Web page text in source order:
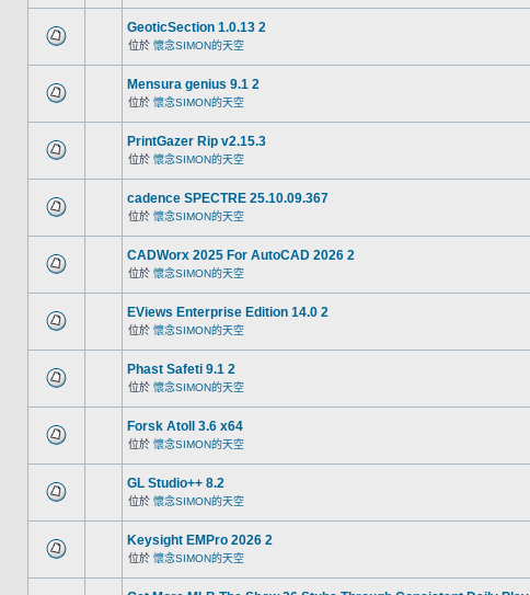
GeoticSection 1.0.13 2
位於 懷念SIMON的天空
Mensura genius 9.1 2
位於 懷念SIMON的天空
PrintGazer Rip v2.15.3
位於 懷念SIMON的天空
cadence SPECTRE 25.10.09.367
位於 懷念SIMON的天空
CADWorx 2025 For AutoCAD 2026 2
位於 懷念SIMON的天空
EViews Enterprise Edition 14.0 2
位於 懷念SIMON的天空
Phast Safeti 9.1 2
位於 懷念SIMON的天空
Forsk Atoll 3.6 x64
位於 懷念SIMON的天空
GL Studio++ 8.2
位於 懷念SIMON的天空
Keysight EMPro 2026 2
位於 懷念SIMON的天空